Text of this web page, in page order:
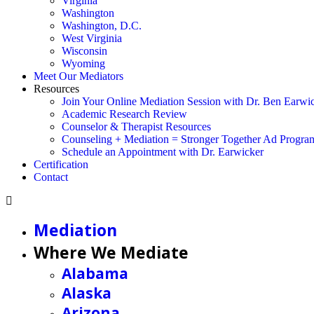
Washington
Washington, D.C.
West Virginia
Wisconsin
Wyoming
Meet Our Mediators
Resources
Join Your Online Mediation Session with Dr. Ben
Academic Research Review
Counselor & Therapist Resources
Counseling + Mediation = Stronger Together Ad
Schedule an Appointment with Dr. Earwicker
Certification
Contact
Mediation
Where We Mediate
Alabama
Alaska